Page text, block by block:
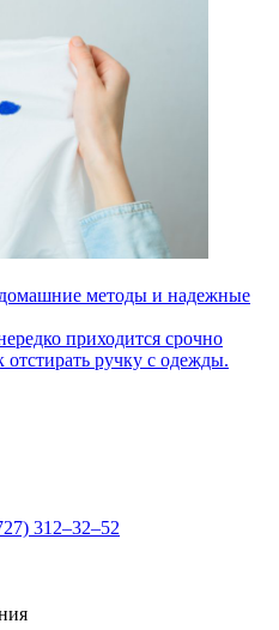
методы и надежные
приходится срочно
ручку с одежды.
312‒32‒52